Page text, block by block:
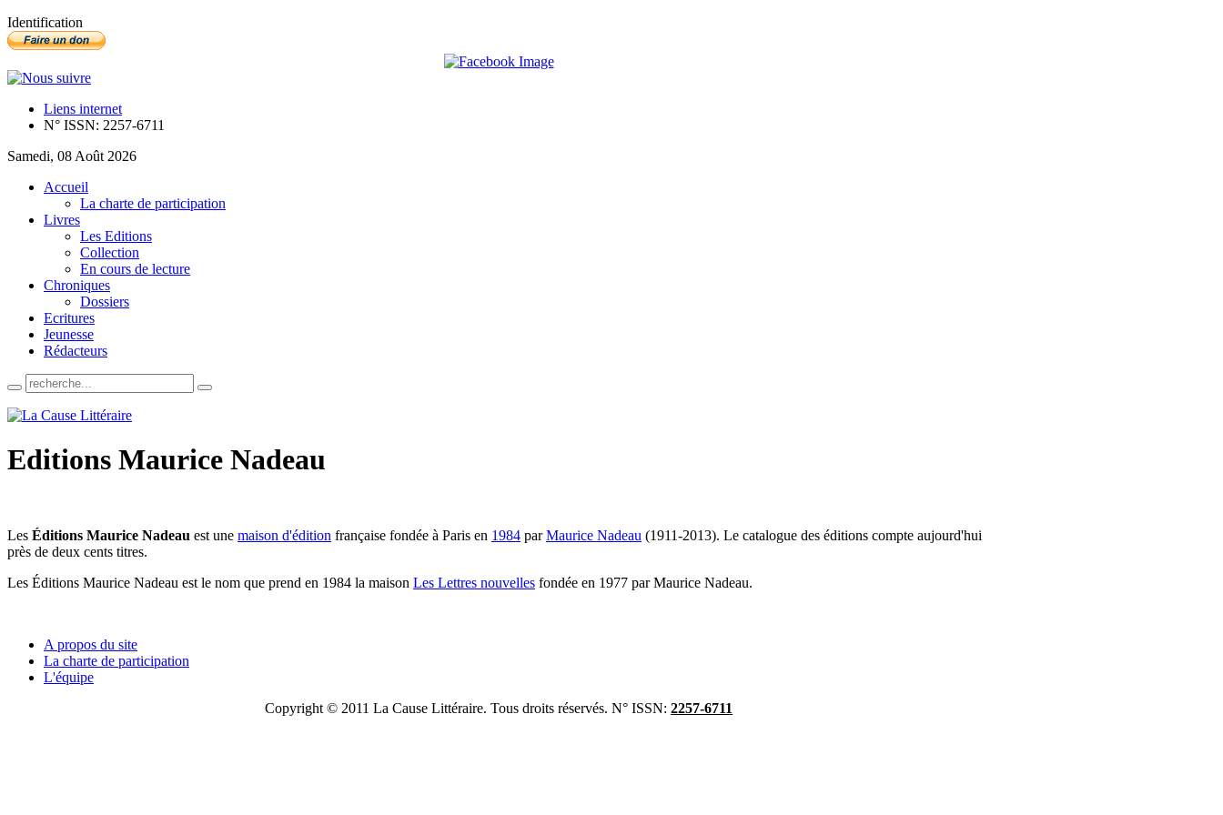
Identification
Liens internet
N° ISSN: 2257-6711
Samedi, 08 Août 2026
Accueil
La charte de participation
Livres
Les Editions
Collection
En cours de lecture
Chroniques
Dossiers
Ecritures
Jeunesse
Rédacteurs
Editions Maurice Nadeau
Les Éditions Maurice Nadeau est une maison d'édition française fondée à Paris en 1984 parMaurice Nadeau (1911-2013). Le catalogue des éditions compte aujourd'hui
près de deux cents titres.
Les Éditions Maurice Nadeau est le nom que prend en 1984 la maison Les Lettres nouvelles fondée en 1977 par Maurice Nadeau.
A propos du site
La charte de participation
L'équipe
Copyright © 2011 La Cause Littéraire. Tous droits réservés. N° ISSN: 2257-6711